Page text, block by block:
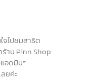
จไปชมสาธิต
าน Pinn Shop
อดมิน*
ยค่ะ